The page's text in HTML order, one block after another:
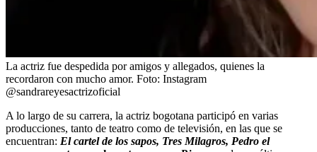
La actriz fue despedida por amigos y allegados, quienes la
recordaron con mucho amor. Foto: Instagram
@sandrareyesactrizoficial
A lo largo de su carrera, la actriz bogotana participó en varias
producciones, tanto de teatro como de televisión, en las que se
encuentran: El cartel de los sapos, Tres Milagros, Pedro el